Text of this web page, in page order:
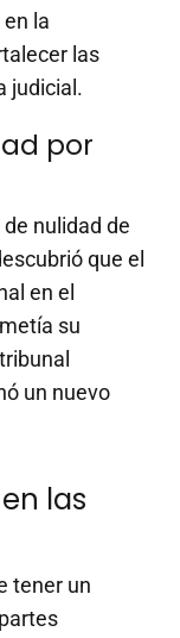
la
las
judicial.
por
nulidad de
que el
en el
su
un nuevo
las
tener un